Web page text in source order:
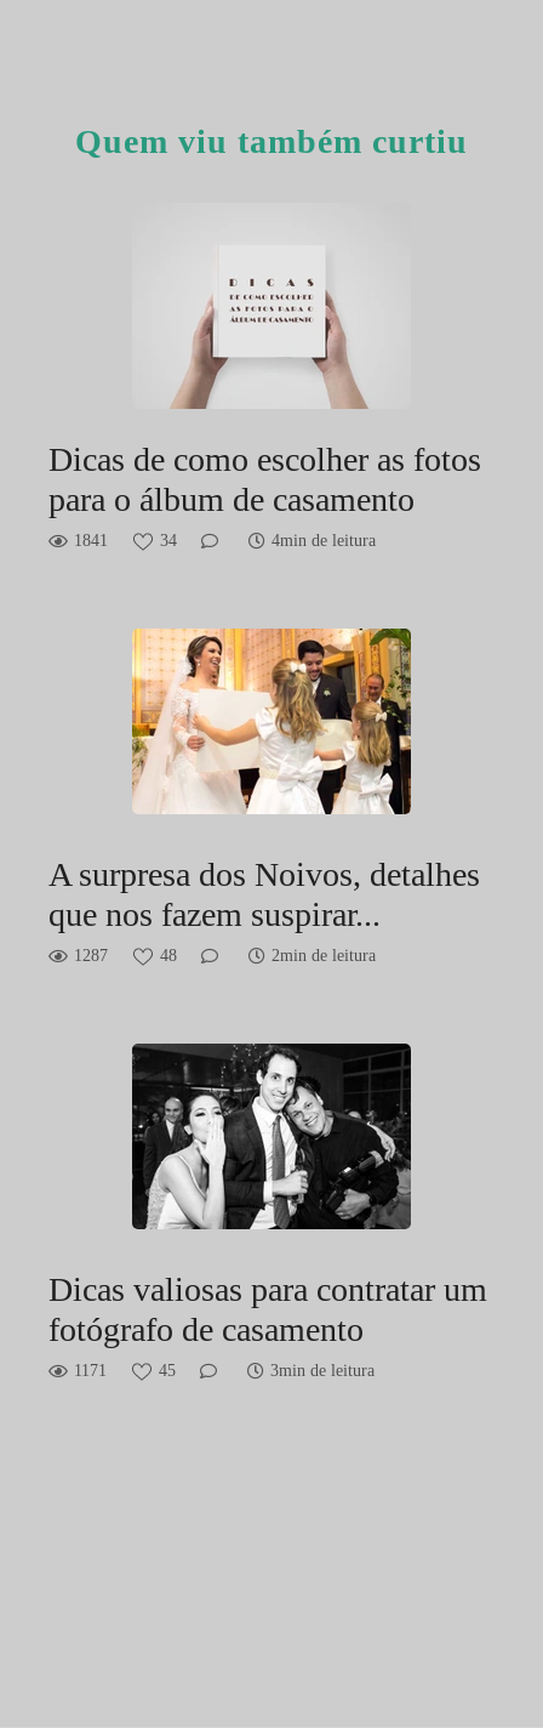
Quem viu também curtiu
Dicas de como escolher as fotos
para o álbum de casamento
1841 34 4min de leitura
A surpresa dos Noivos, detalhes
que nos fazem suspirar...
1287 48 2min de leitura
Dicas valiosas para contratar um
fotógrafo de casamento
1171 45 3min de leitura